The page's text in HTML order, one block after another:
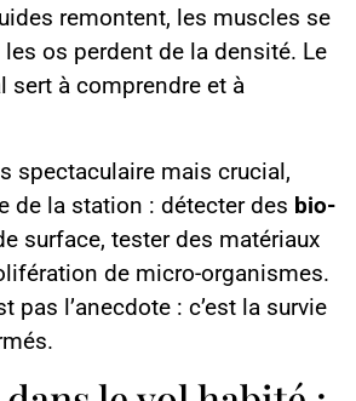
remontent, les muscles se
os perdent de la densité. Le
sert à comprendre et à
spectaculaire mais crucial,
de la station : détecter des bio-
surface, tester des matériaux
de micro-organismes.
pas l’anecdote : c’est la survie